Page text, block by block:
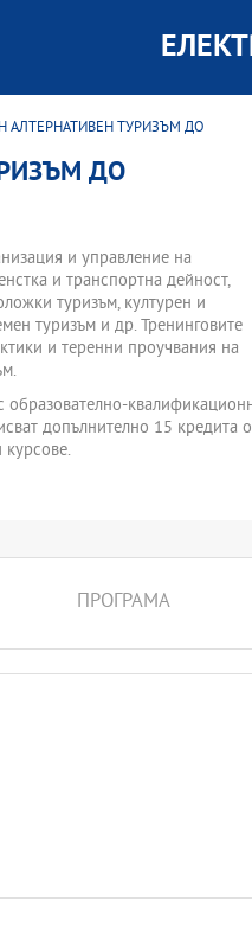
АЛТЕРНАТИВЕН ТУРИЗЪМ ДО
ДО
и управление на
и транспортна дейност,
туризъм, културен и
туризъм и др. Тренинговите
и теренни проучвания на
образователно-
допълнително 15 кредита
ПРОГРАМА